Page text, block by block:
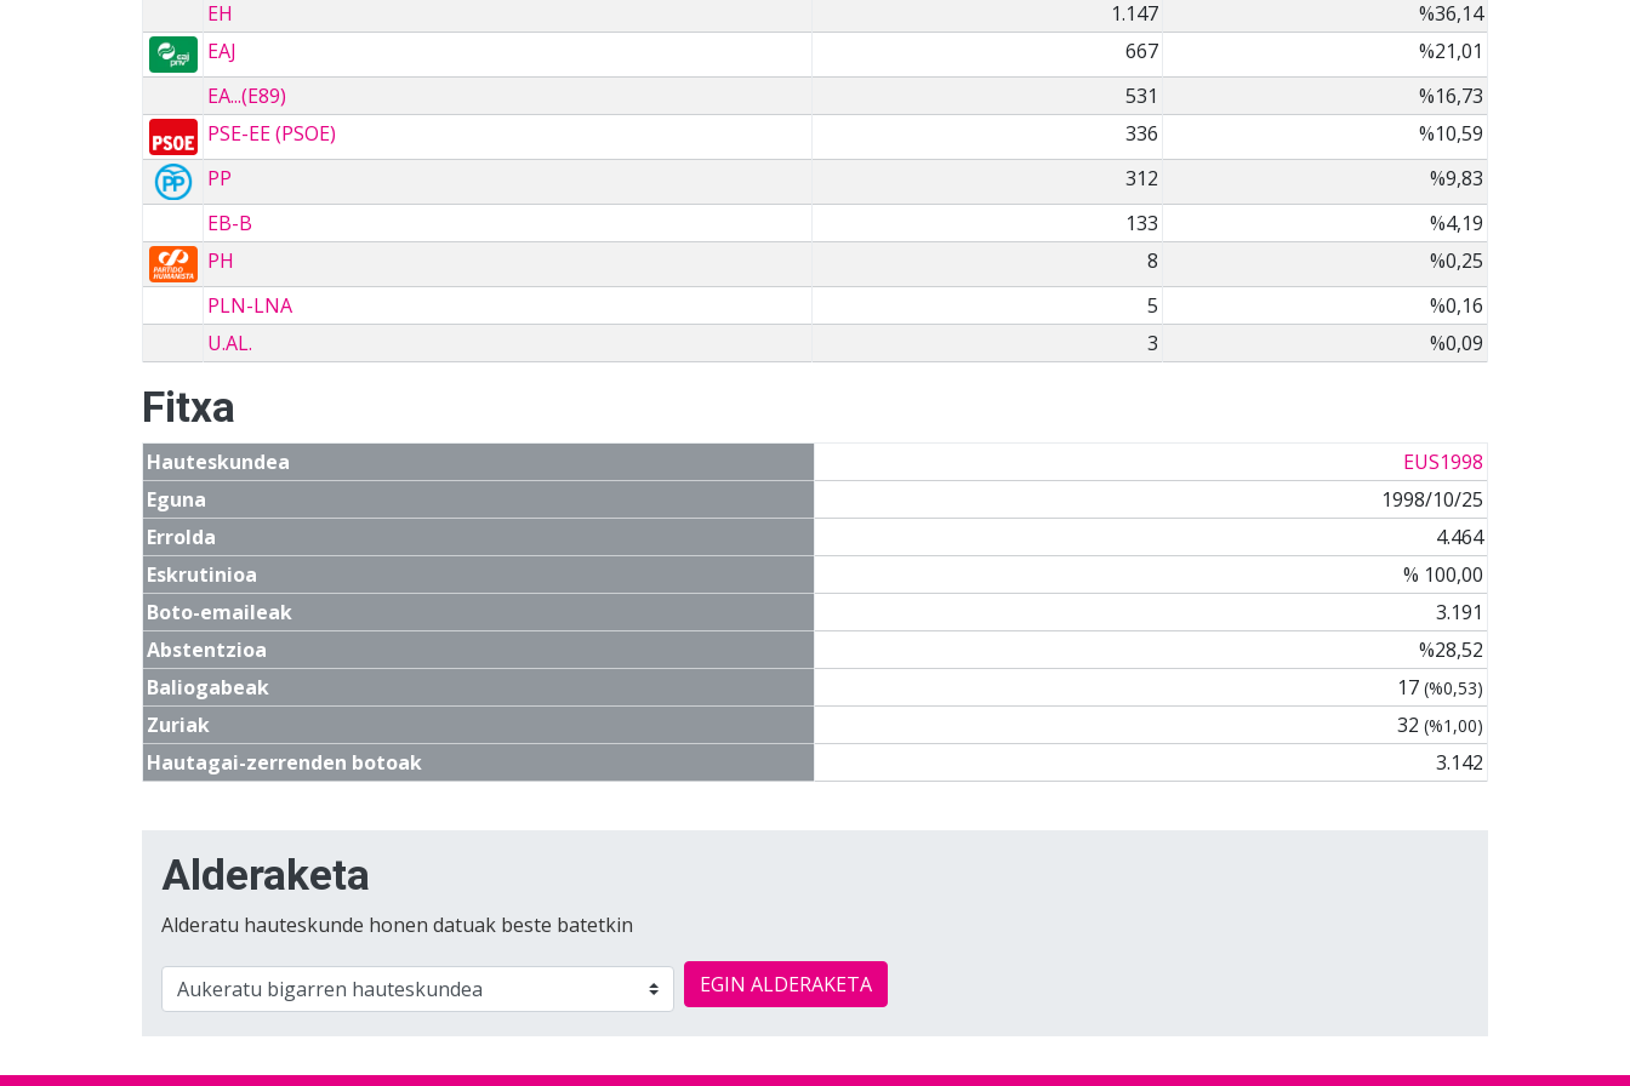
EH
1.147
%36,14
EAJ
667
%21,01
EA...(E89)
531
%16,73
PSE-EE (PSOE)
336
%10,59
PP
312
%9,83
EB-B
133
%4,19
PH
8
%0,25
PLN-LNA
5
%0,16
U.AL.
3 %0,09
Fitxa
Hauteskundea
EUS1998
Eguna
1998/10/25
Errolda
4.464
Eskrutinioa
% 100,00
Boto-emaileak
3.191
Abstentzioa
%28,52
Baliogabeak
17 (%0,53)
Zuriak 32 (%1,00)
Hautagai-zerrenden botoak 3.142
Alderaketa
Alderatu hauteskunde honen datuak beste batetkin
EGIN ALDERAKETA